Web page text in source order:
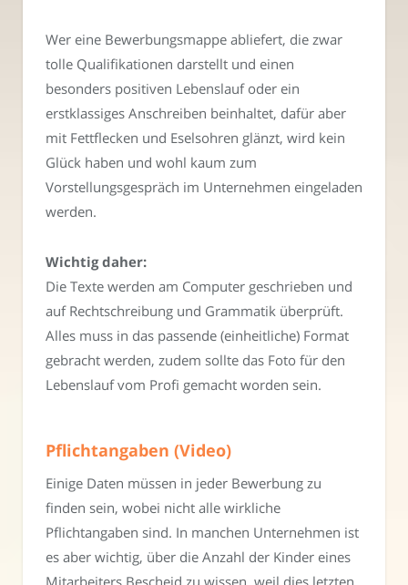
Wer eine Bewerbungsmappe abliefert, die zwar
tolle Qualifikationen darstellt und einen
besonders positiven Lebenslauf oder ein
erstklassiges Anschreiben beinhaltet, dafür aber
mit Fettflecken und Eselsohren glänzt, wird kein
Glück haben und wohl kaum zum
Vorstellungsgespräch im Unternehmen eingeladen
werden.
Wichtig daher:
Die Texte werden am Computer geschrieben und
auf Rechtschreibung und Grammatik überprüft.
Alles muss in das passende (einheitliche) Format
gebracht werden, zudem sollte das Foto für den
Lebenslauf vom Profi gemacht worden sein.
Pflichtangaben (Video)
Einige Daten müssen in jeder Bewerbung zu
finden sein, wobei nicht alle wirkliche
Pflichtangaben sind. In manchen Unternehmen ist
es aber wichtig, über die Anzahl der Kinder eines
Mitarbeiters Bescheid zu wissen, weil dies letzten